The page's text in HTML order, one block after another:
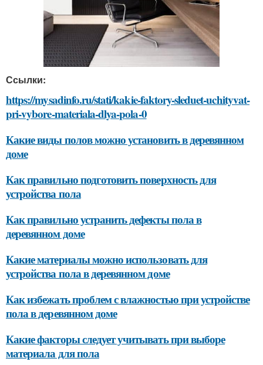
Ссылки:
https://mysadinfo.ru/stati/kakie-faktory-sleduet-uchityvat-
pri-vybore-materiala-dlya-pola-0
Какие виды полов можно установить в деревянном
доме
Как правильно подготовить поверхность для
устройства пола
Как правильно устранить дефекты пола в
деревянном доме
Какие материалы можно использовать для
устройства пола в деревянном доме
Как избежать проблем с влажностью при устройстве
пола в деревянном доме
Какие факторы следует учитывать при выборе
материала для пола